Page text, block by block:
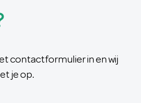
contactformulier in en wij
je op.